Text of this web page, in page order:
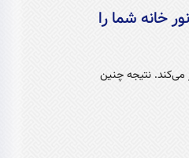
خانه شما را
می‌کند. نتیجه چنین